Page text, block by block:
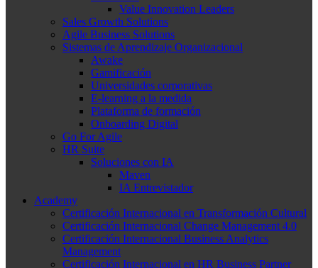
Value Innovation Leaders
Sales Growth Solutions
Agile Business Solutions
Sistemas de Aprendizaje Organizacional
Awake
Gamificación
Universidades corporativas
E-learning a la medida
Plataforma de formación
Onboarding Digital
Go For Agile
HR Suite
Soluciones con IA
Maven
IA Entrevistador
Academy
Certificación Internacional en Transformación Cultural
Certificación Internacional Change Management 4.0
Certificación Internacional Business Analytics
Management
Certificación Internacional en HR Business Partner